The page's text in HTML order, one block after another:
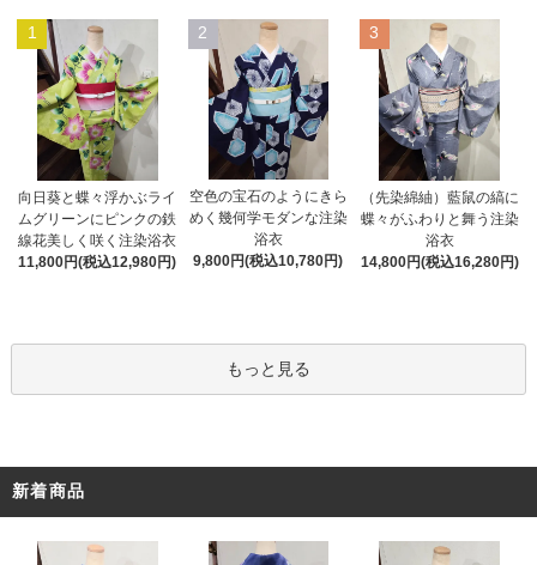
1
向日葵と蝶々浮かぶライ
ムグリーンにピンクの鉄
線花美しく咲く注染浴衣
11,800円(税込12,980円)
2
空色の宝石のようにきら
めく幾何学モダンな注染
浴衣
9,800円(税込10,780円)
3
（先染綿紬）藍鼠の縞に
蝶々がふわりと舞う注染
浴衣
14,800円(税込16,280円)
もっと見る
新着商品